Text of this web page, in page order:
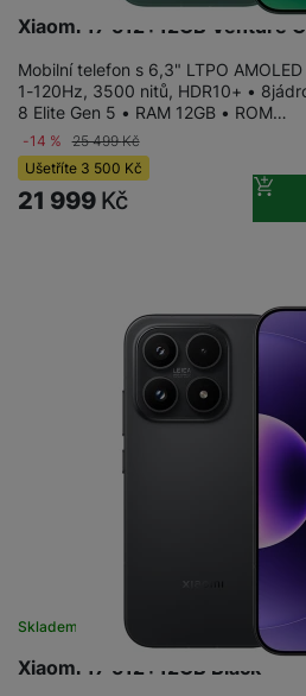
Xiaomi 17 512+12GB Venture
Mobilní telefon s 6,3" LTPO
1-120Hz, 3500 nitů, HDR10+ •
8 Elite Gen 5 • RAM 12GB • ROM…
-14 % 25 499Kč
Ušetříte 3 500 Kč
21 999 Kč
Xiaomi 17 512+12GB Black
Skladem na 26 prodejnách